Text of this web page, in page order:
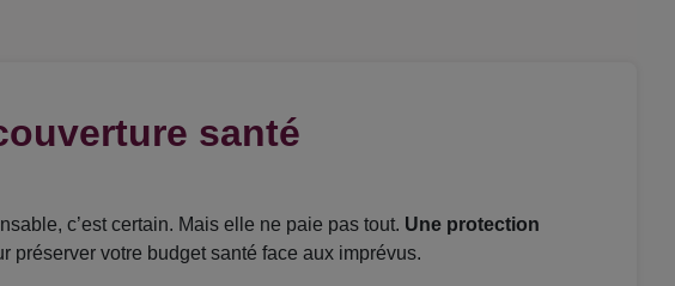
santé
c’est certain. Mais elle ne paie pas tout. Une protection
préserver votre budget santé face aux imprévus.